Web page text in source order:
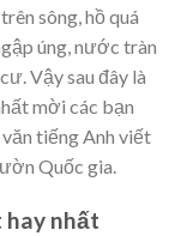
sông, hồ quá
úng, nước tràn
Vậy sau đây là
mời các bạn
tiếng Anh viết
Quốc gia.
nhất